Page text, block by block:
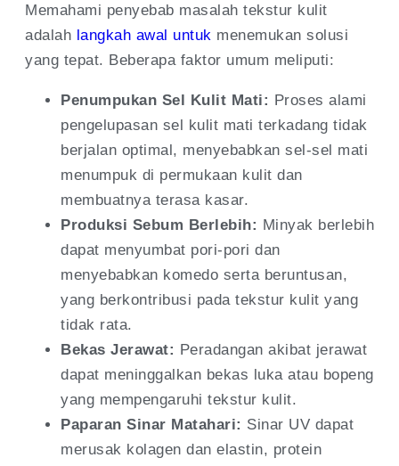
Memahami penyebab masalah tekstur kulit
adalah langkah awal untuk menemukan solusi
yang tepat. Beberapa faktor umum meliputi:
Penumpukan Sel Kulit Mati: Proses alami
pengelupasan sel kulit mati terkadang tidak
berjalan optimal, menyebabkan sel-sel mati
menumpuk di permukaan kulit dan
membuatnya terasa kasar.
Produksi Sebum Berlebih: Minyak berlebih
dapat menyumbat pori-pori dan
menyebabkan komedo serta beruntusan,
yang berkontribusi pada tekstur kulit yang
tidak rata.
Bekas Jerawat: Peradangan akibat jerawat
dapat meninggalkan bekas luka atau bopeng
yang mempengaruhi tekstur kulit.
Paparan Sinar Matahari: Sinar UV dapat
merusak kolagen dan elastin, protein